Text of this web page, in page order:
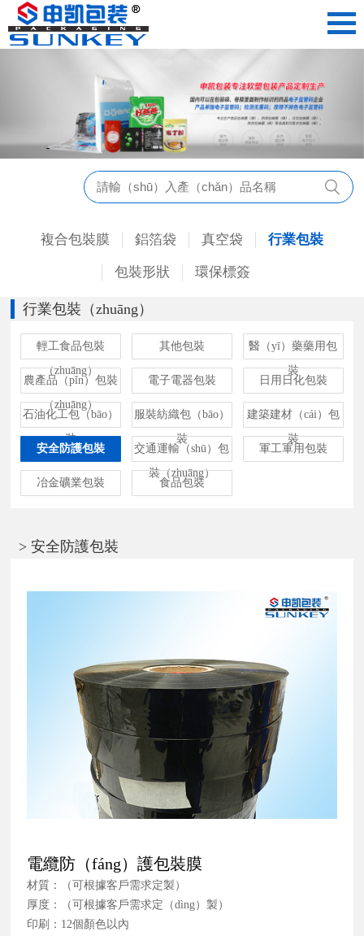
複合包裝膜 鋁箔袋 真空袋 行業包裝
包裝形狀 環保標簽
行業包裝（zhuāng）
輕工食品包裝
（zhuāng）
其他包裝
醫（yī）藥藥用包
裝
農產品（pǐn）包裝
（zhuāng）
電子電器包裝 日用日化包裝
石油化工包（bāo）
裝
服裝紡織包（bāo）
裝
建築建材（cái）包
裝
安全防護包裝
交通運輸（shū）包
裝（zhuāng）
軍工軍用包裝
冶金礦業包裝 食品包裝
> 安全防護包裝
電纜防（fáng）護包裝膜
材質：（可根據客戶需求定製）
厚度：（可根據客戶需求定（dìng）製）
印刷：12個顏色以內